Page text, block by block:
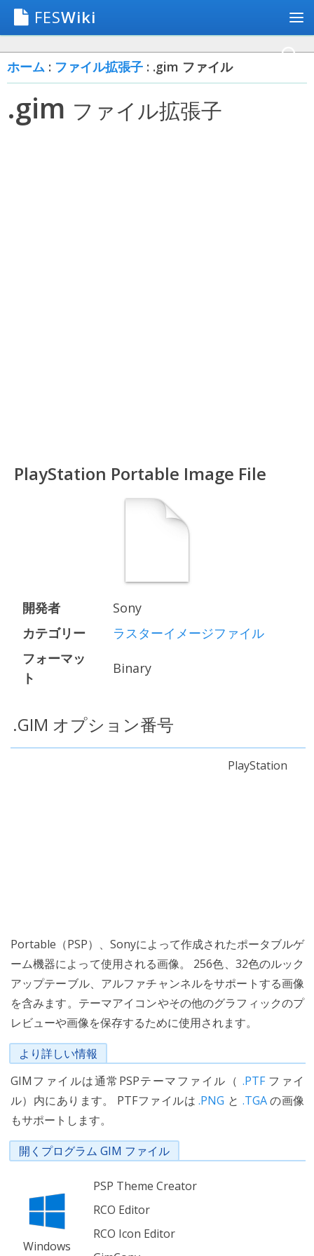
FESWiki
ホーム : ファイル拡張子 : .gim ファイル
.gim ファイル拡張子
PlayStation Portable Image File
開発者
Sony
カテゴリー
ラスターイメージファイル
フォーマッ
ト
Binary
.GIM オプション番号
PlayStation
Portable（PSP）、Sonyによって作成されたポータブルゲ
ーム機器によって使用される画像。 256色、32色のルック
アップテーブル、アルファチャンネルをサポートする画像
を含みます。テーマアイコンやその他のグラフィックのプ
レビューや画像を保存するために使用されます。
より詳しい情報
GIMファイルは通常PSPテーマファイル（ .PTFファイ
ル）内にあります。 PTFファイルは.PNG と .TGAの画像
もサポートします。
開くプログラム GIM ファイル
Windows
PSP Theme Creator
RCO Editor
RCO Icon Editor